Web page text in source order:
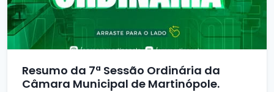
Resumo da 7ª Sessão Ordinária da
Câmara Municipal de Martinópole.